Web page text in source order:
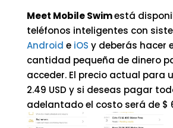
Meet Mobile Swimestá
teléfonos inteligentes con
Android e iOS y deberás hacer
cantidad pequeña de dinero
acceder. El precio actual para
2.49 USD y si deseas pagar
adelantado el costo será de $